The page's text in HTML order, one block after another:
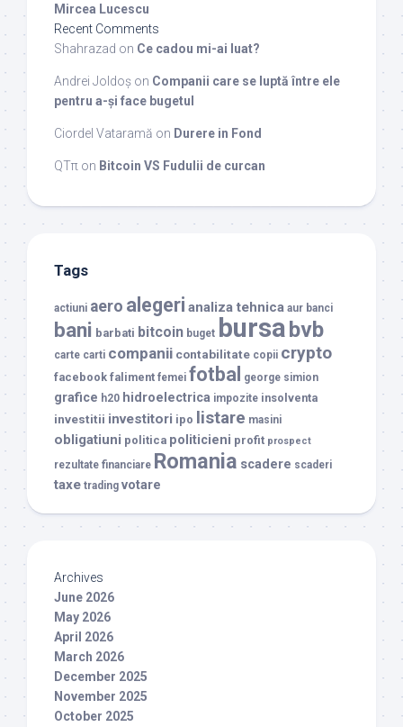
Mircea Lucescu
Recent Comments
Shahrazad on Ce cadou mi-ai luat?
Andrei Joldoș on Companii care se luptă între ele
pentru a-și face bugetul
Ciordel Vataramă on Durere in Fond
QTπ on Bitcoin VS Fudulii de curcan
Tags
actiuni aero alegeri analiza tehnica aur banci
bani barbati bitcoin buget bursabvb
carte carti companii contabilitate copii crypto
facebook faliment femei fotbal george simion
grafice h20 hidroelectrica impozite insolventa
investitii investitori ipo listare masini
obligatiuni politica politicieni profit prospect
rezultate financiare Romania scadere scaderi
taxe trading votare
Archives
June 2026
May 2026
April 2026
March 2026
December 2025
November 2025
October 2025